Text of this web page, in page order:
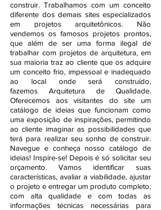
construir. Trabalhamos com um conceito
diferente dos demais sites especializados
em projetos arquitetônicos. Não
vendemos os famosos projetos prontos,
que além de ser uma forma ilegal de
trabalhar com projetos de arquitetura, em
sua maioria traz ao cliente que os adquire
um conceito frio, impessoal e inadequado
ao local onde será construído,
fazemos Arquitetura de Qualidade.
Oferecemos aos visitantes do site um
catálogo de ideias que funcionam como
uma exposição de inspirações, permitindo
ao cliente imaginar as possibilidades que
terá para realizar seu sonho de construir.
Navegue e conheça nosso catálogo de
ideias! Inspire-se! Depois é só solicitar seu
orçamento. Vamos identificar suas
características, avaliar a viabilidade, ajustar
o projeto e entregar um produto completo,
com alta qualidade e com todas as
informações técnicas necessárias para